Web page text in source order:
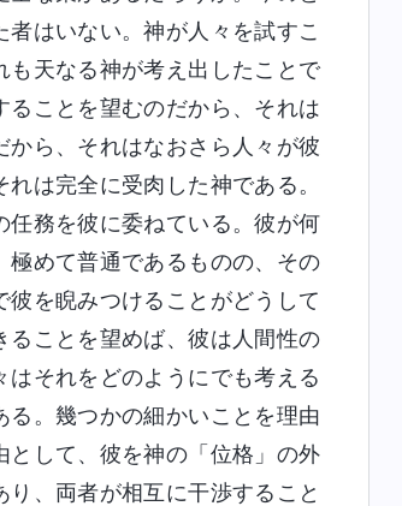
はいない。神が人々を試すこ
も天なる神が考え出したことで
ことを望むのだから、それは
ら、それはなおさら人々が彼
は完全に受肉した神である。
務を彼に委ねている。彼が何
極めて普通であるものの、その
を睨みつけることがどうして
ことを望めば、彼は人間性の
それをどのようにでも考える
。幾つかの細かいことを理由
として、彼を神の「位格」の外
、両者が相互に干渉すること